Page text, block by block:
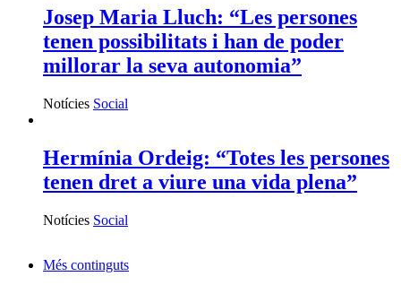
Josep Maria Lluch: “Les persones
tenen possibilitats i han de poder
millorar la seva autonomia”
Notícies Social
Hermínia Ordeig: “Totes les persones
tenen dret a viure una vida plena”
Notícies Social
Més continguts